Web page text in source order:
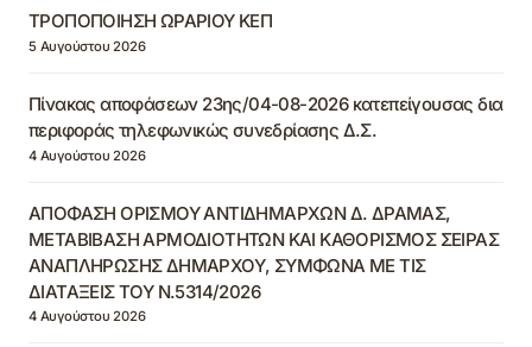
ΤΡΟΠΟΠΟΙΗΣΗ ΩΡΑΡΙΟΥ ΚΕΠ
5 Αυγούστου 2026
Πίνακας αποφάσεων 23ης/04-08-2026 κατεπείγουσας δια
περιφοράς τηλεφωνικώς συνεδρίασης Δ.Σ.
4 Αυγούστου 2026
ΑΠΟΦΑΣΗ ΟΡΙΣΜΟΥ ΑΝΤΙΔΗΜΑΡΧΩΝ Δ. ΔΡΑΜΑΣ,
ΜΕΤΑΒΙΒΑΣΗ ΑΡΜΟΔΙΟΤΗΤΩΝ ΚΑΙ ΚΑΘΟΡΙΣΜΟΣ ΣΕΙΡΑΣ
ΑΝΑΠΛΗΡΩΣΗΣ ΔΗΜΑΡΧΟΥ, ΣΥΜΦΩΝΑ ΜΕ ΤΙΣ
ΔΙΑΤΑΞΕΙΣ ΤΟΥ Ν.5314/2026
4 Αυγούστου 2026